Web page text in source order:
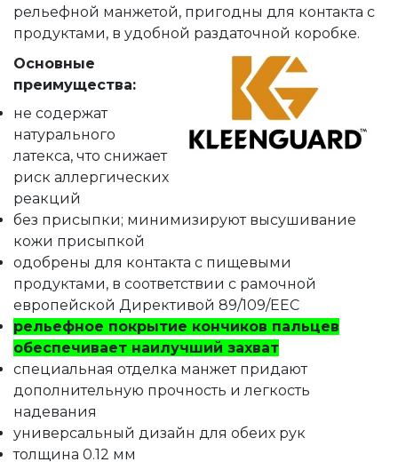
рельефной манжетой, пригодны для контакта с
продуктами, в удобной раздаточной коробке.
Основные
преимущества:
не содержат
натурального
латекса, что снижает
риск аллергических
реакций
без присыпки; минимизируют высушивание
кожи присыпкой
одобрены для контакта с пищевыми
продуктами, в соответствии с рамочной
европейской Директивой 89/109/EEC
рельефное покрытие кончиков пальцев
обеспечивает наилучший захват
специальная отделка манжет придают
дополнительную прочность и легкость
надевания
универсальный дизайн для обеих рук
толщина 0.12 мм